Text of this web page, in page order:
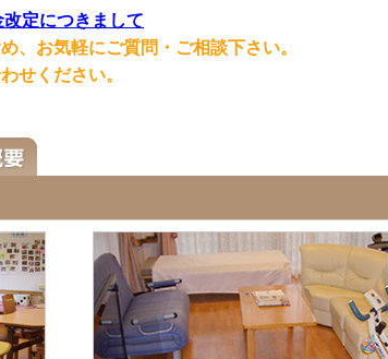
定につきまして
、お気軽にご質問・ご相談下さい。
せください。